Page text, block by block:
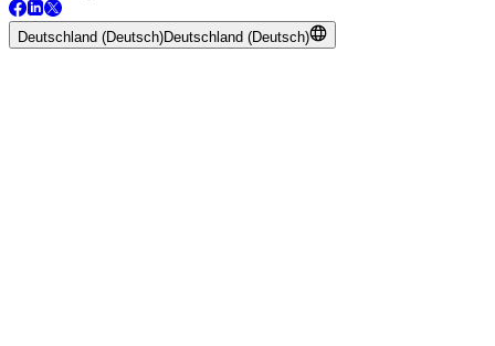
Deutschland (Deutsch)Deutschland (Deutsch)